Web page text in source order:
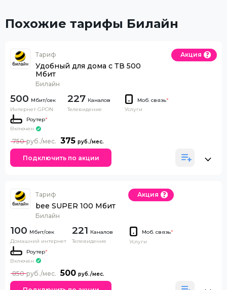
Похожие тарифы Билайн
Тариф
Удобный для дома с ТВ 500
Мбит
Билайн
Акция
500
Интернет GPON
227 Каналов
Телевидение
Моб. связь*
Услуги
Роутер*
Включен
375
750
Подключить по акции
Тариф
bee SUPER 100 Мбит
Билайн
Акция
100
Домашний интернет
221 Каналов
Телевидение
Моб. связь*
Услуги
Роутер*
Включен
500
850